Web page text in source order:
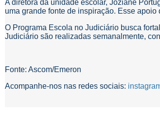
A diretora da unidade escolar, Joziane
uma grande fonte de inspiração. Esse
O Programa Escola no Judiciário busca
Judiciário são realizadas semanalmente,
Fonte: Ascom/Emeron
Acompanhe-nos nas redes sociais: